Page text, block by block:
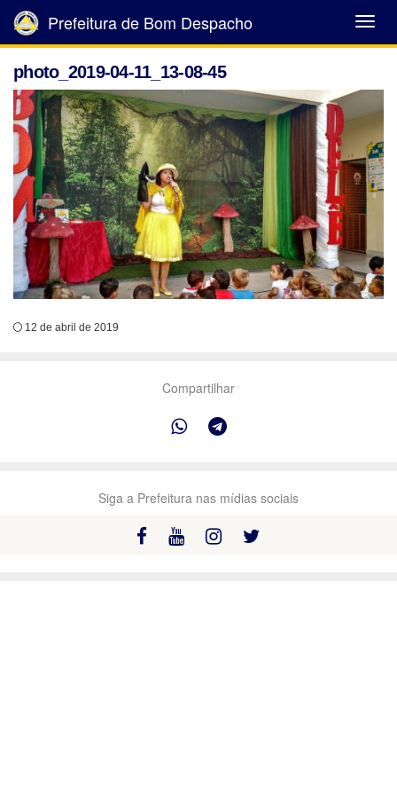
Abrir
Menu
Prefeitura de Bom Despacho
photo_2019-04-11_13-08-45
12 de abril de 2019
Compartilhar
Siga a Prefeitura nas mídias sociais